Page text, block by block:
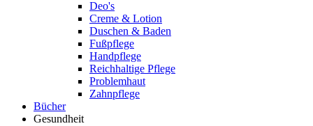
Deo's
Creme & Lotion
Duschen & Baden
Fußpflege
Handpflege
Reichhaltige Pflege
Problemhaut
Zahnpflege
Bücher
Gesundheit